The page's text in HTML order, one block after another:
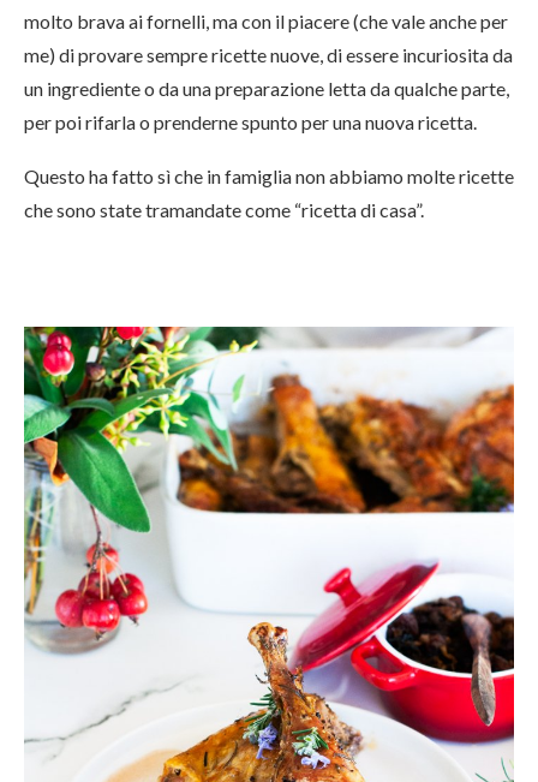
molto brava ai fornelli, ma con il piacere (che vale anche per
me) di provare sempre ricette nuove, di essere incuriosita da
un ingrediente o da una preparazione letta da qualche parte,
per poi rifarla o prenderne spunto per una nuova ricetta.
Questo ha fatto sì che in famiglia non abbiamo molte ricette
che sono state tramandate come “ricetta di casa”.